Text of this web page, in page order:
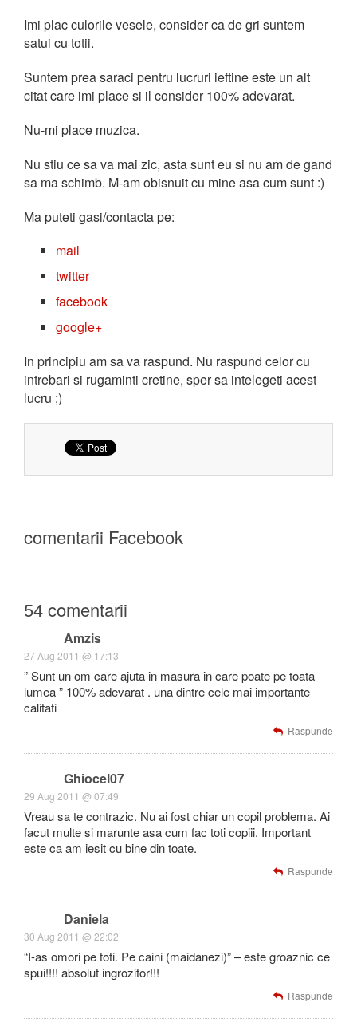
Imi plac culorile vesele, consider ca de gri suntem
satui cu totii.
Suntem prea saraci pentru lucruri ieftine este un alt
citat care imi place si il consider 100% adevarat.
Nu-mi place muzica.
Nu stiu ce sa va mai zic, asta sunt eu si nu am de gand
sa ma schimb. M-am obisnuit cu mine asa cum sunt :)
Ma puteti gasi/contacta pe:
mail
twitter
facebook
google+
In principiu am sa va raspund. Nu raspund celor cu
intrebari si rugaminti cretine, sper sa intelegeti acest
lucru ;)
comentarii Facebook
54 comentarii
Amzis
27 Aug 2011 @ 17:13
” Sunt un om care ajuta in masura in care poate pe toata
lumea ” 100% adevarat . una dintre cele mai importante
calitati
Raspunde
Ghiocel07
29 Aug 2011 @ 07:49
Vreau sa te contrazic. Nu ai fost chiar un copil problema. Ai
facut multe si marunte asa cum fac toti copiii. Important
este ca am iesit cu bine din toate.
Raspunde
Daniela
30 Aug 2011 @ 22:02
“I-as omori pe toti. Pe caini (maidanezi)” – este groaznic ce
spui!!!! absolut ingrozitor!!!
Raspunde